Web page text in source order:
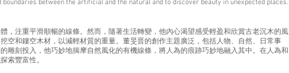
between the artificial and the natural and to discover beauty in unexpected places.
，注重平滑順暢的線條。然而，隨著生活轉變，他內心渴望感受輕盈和欣賞古老沉木的風
空和鏤空木材，以減輕材質的重量。董旻晋的創作主題廣泛，包括人物、自然、日常事
雕刻投入，他巧妙地揣摩自然風化的有機線條，將人為的痕跡巧妙地融入其中。在人為和
索豐富性。